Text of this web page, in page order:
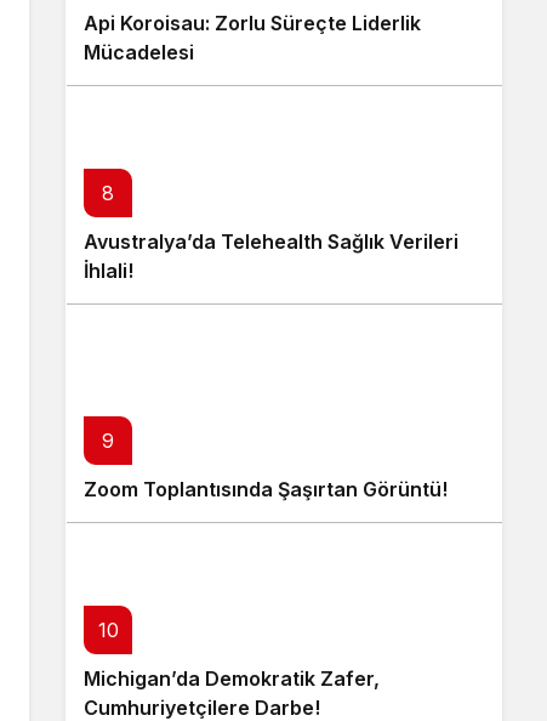
Api Koroisau: Zorlu Süreçte Liderlik
Mücadelesi
8
Avustralya’da Telehealth Sağlık Verileri
İhlali!
9
Zoom Toplantısında Şaşırtan Görüntü!
10
Michigan’da Demokratik Zafer,
Cumhuriyetçilere Darbe!